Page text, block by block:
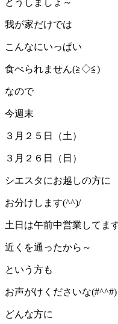
我が家だけでは
こんなにいっぱい
食べられません(≧◇≦)
なので
今週末
３月２５日（土）
３月２６日（日）
シエスタにお越しの方に
お分けします(^^)/
土日は午前中営業してま
近くを通ったから～
という方も
お声がけくださいな(#^^#)
どんな方に